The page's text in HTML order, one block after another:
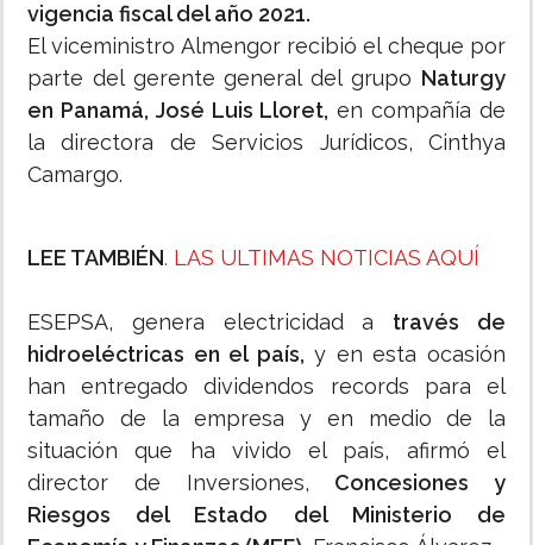
vigencia fiscal del año 2021.
El viceministro Almengor recibió el cheque por
parte del gerente general del grupo Naturgy
en Panamá, José Luis Lloret, en compañía de
la directora de Servicios Jurídicos, Cinthya
Camargo.
LEE TAMBIÉN. LAS ULTIMAS NOTICIAS AQUÍ
ESEPSA, genera electricidad a través de
hidroeléctricas en el país, y en esta ocasión
han entregado dividendos records para el
tamaño de la empresa y en medio de la
situación que ha vivido el país, afirmó el
director de Inversiones, Concesiones y
Riesgos del Estado del Ministerio de